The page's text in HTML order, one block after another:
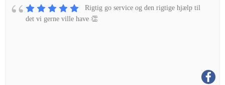
Rigtig go service og den rigtige hjælp til
det vi gerne ville have 👏